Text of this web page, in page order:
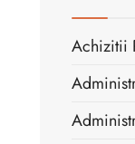
Achizitii